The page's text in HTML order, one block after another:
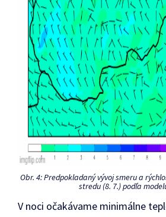
Obr. 4: Predpokladaný vývoj smeru a
stredu (8. 7.) podľa
V noci očakávame minimálne